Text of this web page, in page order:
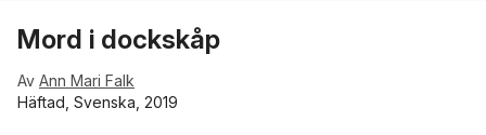
Mord i dockskåp
Av Ann Mari Falk
Häftad, Svenska, 2019